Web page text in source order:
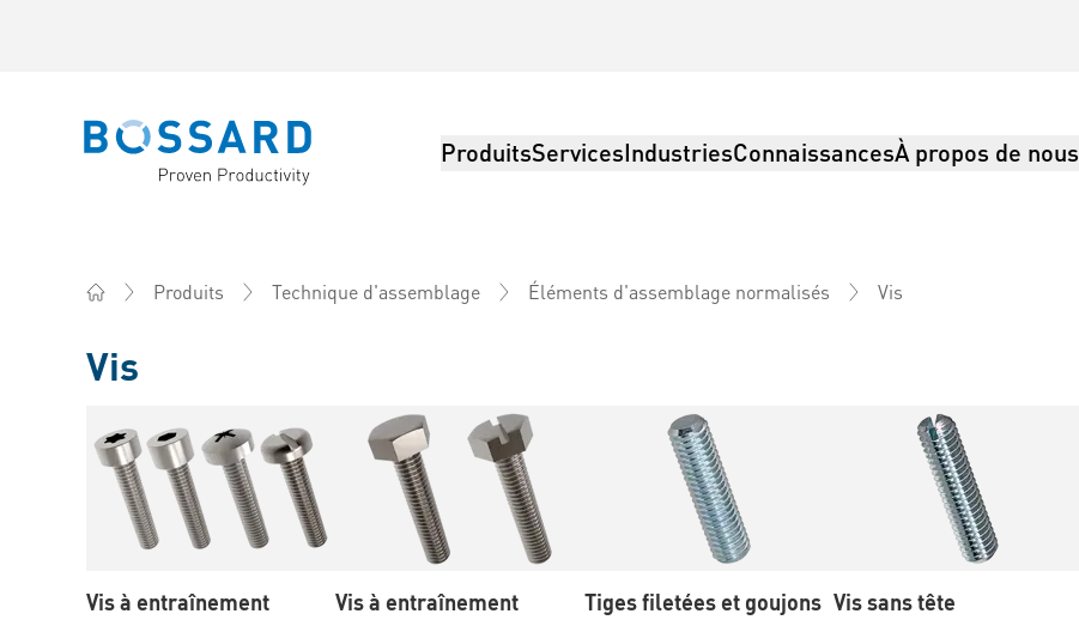
Bossard homepage ProduitsServicesIndustriesConnaissancesÀ propos de nous
Produits Technique d'assemblage Éléments d'assemblage normalisés Vis
Vis
Vis à entraînement
Vis à entraînement
Tiges filetées et goujons Vis sans tête